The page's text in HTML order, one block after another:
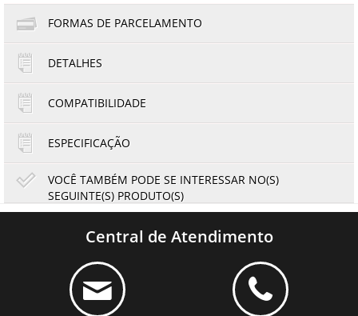
FORMAS DE PARCELAMENTO
1x de R$28,00
2x de R$14,00
DETALHES
COMPATIBILIDADE
ESPECIFICAÇÃO
VOCÊ TAMBÉM PODE SE INTERESSAR NO(S)
SEGUINTE(S) PRODUTO(S)
SP310DNW | Original 6.4k
R$ 463,59
R$77,27 no cartão 431,14
no boleto à vista
Central de Atendimento